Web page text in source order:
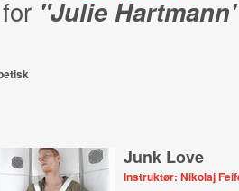
"Julie
Junk Love
Instruktør: Nikolaj